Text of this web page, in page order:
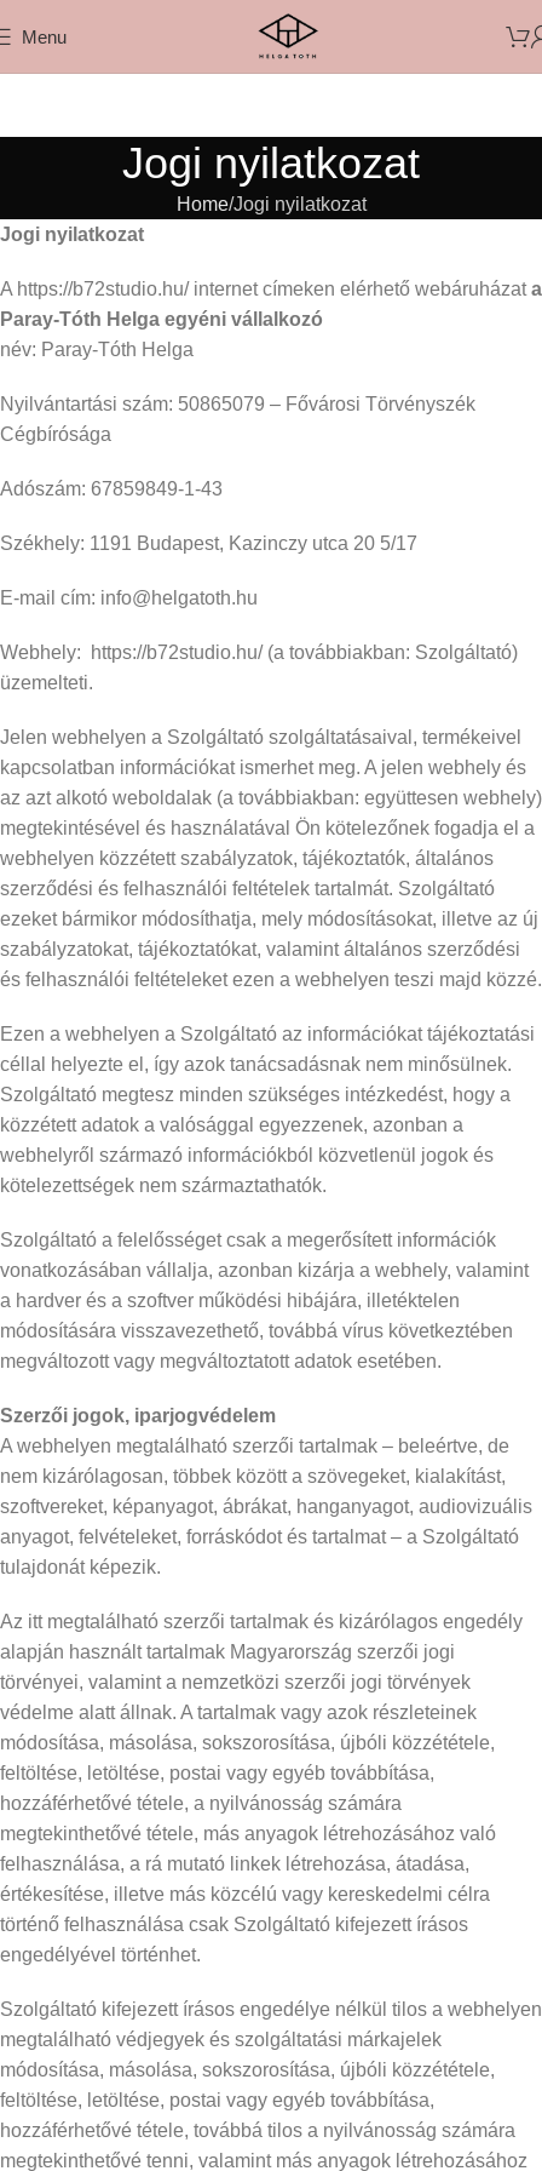
Menu
Jogi nyilatkozat
Home Jogi nyilatkozat
Jogi nyilatkozat
A https://b72studio.hu/ internet címeken elérhető webáruházata
Paray-Tóth Helga egyéni vállalkozó
név: Paray-Tóth Helga
Nyilvántartási szám: 50865079 – Fővárosi Törvényszék
Cégbírósága
Adószám: 67859849-1-43
Székhely: 1191 Budapest, Kazinczy utca 20 5/17
E-mail cím: info@helgatoth.hu
Webhely: https://b72studio.hu/ (a továbbiakban: Szolgáltató)
üzemelteti.
Jelen webhelyen a Szolgáltató szolgáltatásaival, termékeivel
kapcsolatban információkat ismerhet meg. A jelen webhely és
az azt alkotó weboldalak (a továbbiakban: együttesen webhely)
megtekintésével és használatával Ön kötelezőnek fogadja el a
webhelyen közzétett szabályzatok, tájékoztatók, általános
szerződési és felhasználói feltételek tartalmát. Szolgáltató
ezeket bármikor módosíthatja, mely módosításokat, illetve az új
szabályzatokat, tájékoztatókat, valamint általános szerződési
és felhasználói feltételeket ezen a webhelyen teszi majd közzé.
Ezen a webhelyen a Szolgáltató az információkat tájékoztatási
céllal helyezte el, így azok tanácsadásnak nem minősülnek.
Szolgáltató megtesz minden szükséges intézkedést, hogy a
közzétett adatok a valósággal egyezzenek, azonban a
webhelyről származó információkból közvetlenül jogok és
kötelezettségek nem származtathatók.
Szolgáltató a felelősséget csak a megerősített információk
vonatkozásában vállalja, azonban kizárja a webhely, valamint
a hardver és a szoftver működési hibájára, illetéktelen
módosítására visszavezethető, továbbá vírus következtében
megváltozott vagy megváltoztatott adatok esetében.
Szerzői jogok, iparjogvédelem
A webhelyen megtalálható szerzői tartalmak – beleértve, de
nem kizárólagosan, többek között a szövegeket, kialakítást,
szoftvereket, képanyagot, ábrákat, hanganyagot, audiovizuális
anyagot, felvételeket, forráskódot és tartalmat – a Szolgáltató
tulajdonát képezik.
Az itt megtalálható szerzői tartalmak és kizárólagos engedély
alapján használt tartalmak Magyarország szerzői jogi
törvényei, valamint a nemzetközi szerzői jogi törvények
védelme alatt állnak. A tartalmak vagy azok részleteinek
módosítása, másolása, sokszorosítása, újbóli közzététele,
feltöltése, letöltése, postai vagy egyéb továbbítása,
hozzáférhetővé tétele, a nyilvánosság számára
megtekinthetővé tétele, más anyagok létrehozásához való
felhasználása, a rá mutató linkek létrehozása, átadása,
értékesítése, illetve más közcélú vagy kereskedelmi célra
történő felhasználása csak Szolgáltató kifejezett írásos
engedélyével történhet.
Szolgáltató kifejezett írásos engedélye nélkül tilos a webhelyen
megtalálható védjegyek és szolgáltatási márkajelek
módosítása, másolása, sokszorosítása, újbóli közzététele,
feltöltése, letöltése, postai vagy egyéb továbbítása,
hozzáférhetővé tétele, továbbá tilos a nyilvánosság számára
megtekinthetővé tenni, valamint más anyagok létrehozásához